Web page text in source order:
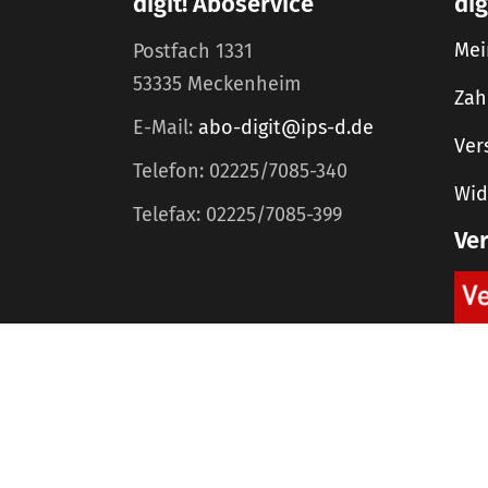
Postfach 1331
53335 Meckenheim
E-Mail: abo-digit@ips-d.de
Telefon: 02225/7085-340
Telefax: 02225/7085-399